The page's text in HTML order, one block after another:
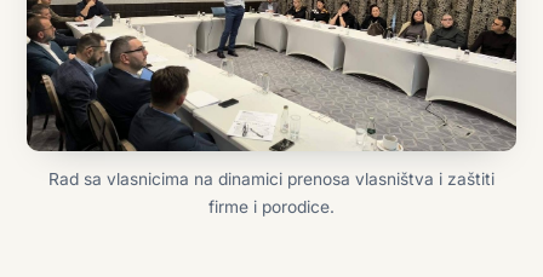
Rad sa vlasnicima na dinamici prenosa vlasništva i zaštiti
firme i porodice.